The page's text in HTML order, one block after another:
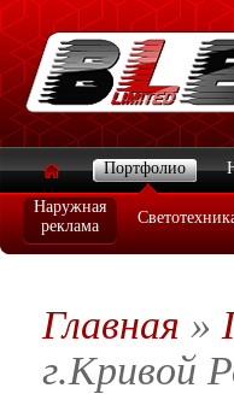
Портфолио
Наружная
реклама
Главная »
г.Кривой